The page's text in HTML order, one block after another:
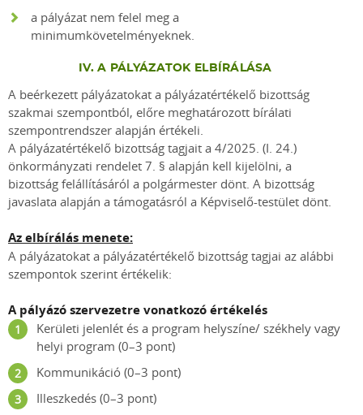
a pályázat nem felel meg a
minimumkövetelményeknek.
IV. A PÁLYÁZATOK ELBÍRÁLÁSA
A beérkezett pályázatokat a pályázatértékelő bizottság
szakmai szempontból, előre meghatározott bírálati
szempontrendszer alapján értékeli.
A pályázatértékelő bizottság tagjait a 4/2025. (I. 24.)
önkormányzati rendelet 7. § alapján kell kijelölni, a
bizottság felállításáról a polgármester dönt. A bizottság
javaslata alapján a támogatásról a Képviselő-testület dönt.
Az elbírálás menete:
A pályázatokat a pályázatértékelő bizottság tagjai az alábbi
szempontok szerint értékelik:
A pályázó szervezetre vonatkozó értékelés
Kerületi jelenlét és a program helyszíne/ székhely vagy
helyi program (0–3 pont)
Kommunikáció (0–3 pont)
Illeszkedés (0–3 pont)